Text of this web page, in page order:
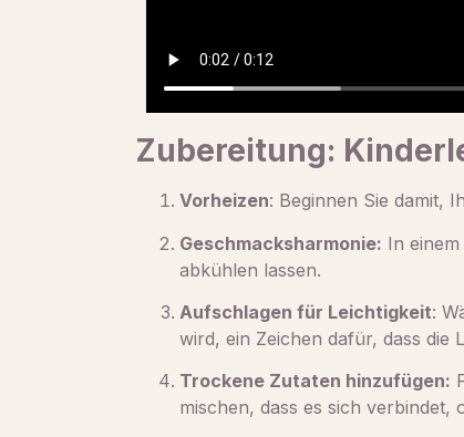
Zubereitung:
Vorheizen: Beginnen Sie damit,
Geschmacksharmonie: In
abkühlen lassen.
Aufschlagen für Leichtigkeit:
wird, ein Zeichen dafür, dass die
Trockene Zutaten hinzufügen:
mischen, dass es sich verbindet,